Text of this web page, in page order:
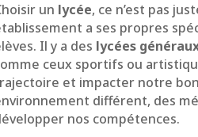
un lycée, ce n’est pas
a ses propres
Il y a des lycées
ceux sportifs ou
et impacter notre
différent, des
nos compétences.